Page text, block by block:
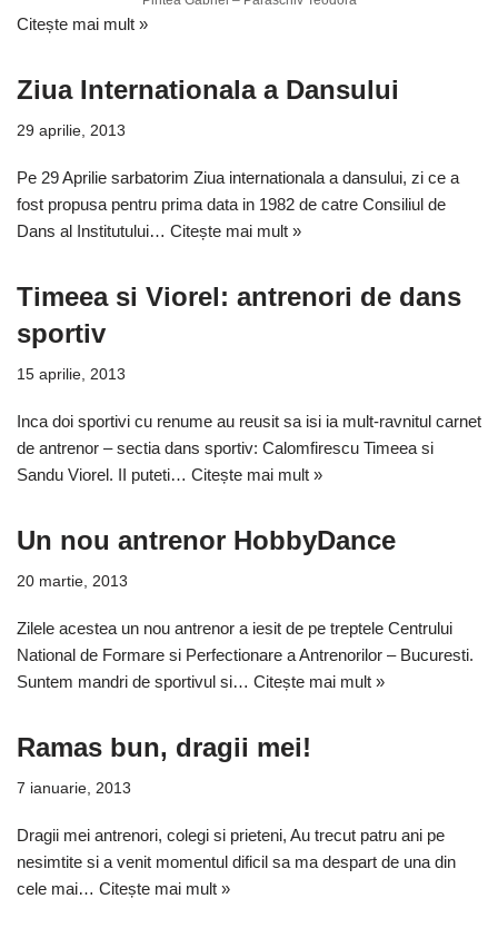
Citește mai mult »
Ziua Internationala a Dansului
29 aprilie, 2013
Pe 29 Aprilie sarbatorim Ziua internationala a dansului, zi ce a
fost propusa pentru prima data in 1982 de catre Consiliul de
Dans al Institutului… Citește mai mult »
Timeea si Viorel: antrenori de dans
sportiv
15 aprilie, 2013
Inca doi sportivi cu renume au reusit sa isi ia mult-ravnitul carnet
de antrenor – sectia dans sportiv: Calomfirescu Timeea si
Sandu Viorel. II puteti… Citește mai mult »
Un nou antrenor HobbyDance
20 martie, 2013
Zilele acestea un nou antrenor a iesit de pe treptele Centrului
National de Formare si Perfectionare a Antrenorilor – Bucuresti.
Suntem mandri de sportivul si… Citește mai mult »
Ramas bun, dragii mei!
7 ianuarie, 2013
Dragii mei antrenori, colegi si prieteni, Au trecut patru ani pe
nesimtite si a venit momentul dificil sa ma despart de una din
cele mai… Citește mai mult »